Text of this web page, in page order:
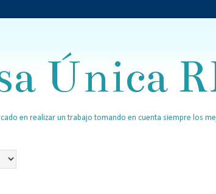
Única
en realizar un trabajo tomando en cuenta siempre los